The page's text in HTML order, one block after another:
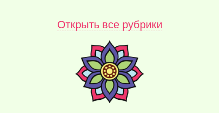
Открыть все рубрики